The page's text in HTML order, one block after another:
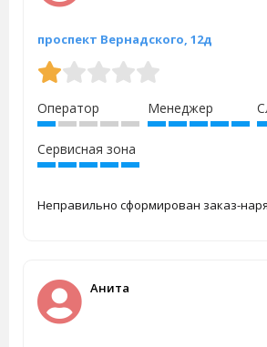
проспект Вернадского, 12д
Оператор Менеджер
Сервисная зона
Неправильно сформирован заказ-
Анита